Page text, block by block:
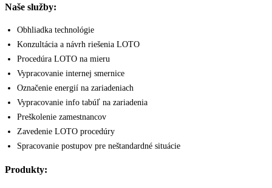
Naše služby:
Obhliadka technológie
Konzultácia a návrh riešenia LOTO
Procedúra LOTO na mieru
Vypracovanie internej smernice
Označenie energií na zariadeniach
Vypracovanie info tabúľ na zariadenia
Preškolenie zamestnancov
Zavedenie LOTO procedúry
Spracovanie postupov pre neštandardné situácie
Produkty: